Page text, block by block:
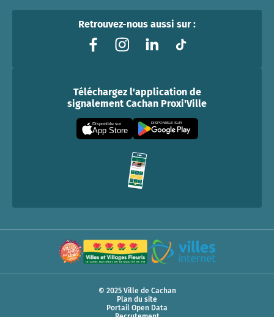
Retrouvez-nous aussi sur :
Téléchargez l'application de
signalement Cachan Proxi'Ville
Disponible sur
App Store
DISPONIBLE SUR
© 2025 Ville de Cachan
Plan du site
Portail Open Data